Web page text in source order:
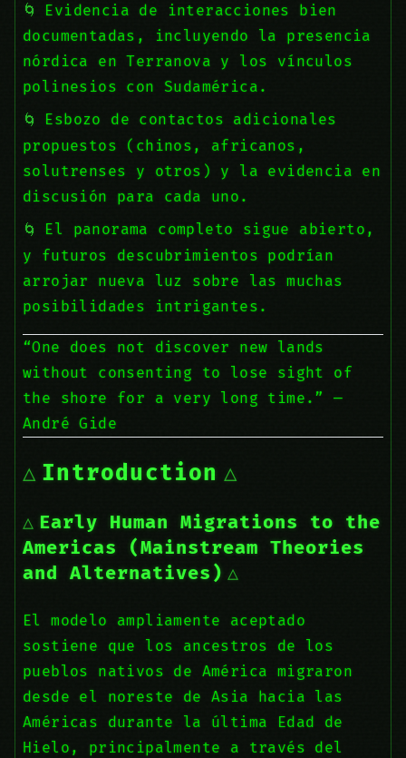
Evidencia de interacciones bien
documentadas, incluyendo la presencia
nórdica en Terranova y los vínculos
polinesios con Sudamérica.
Esbozo de contactos adicionales
propuestos (chinos, africanos,
solutrenses y otros) y la evidencia en
discusión para cada uno.
El panorama completo sigue abierto,
y futuros descubrimientos podrían
arrojar nueva luz sobre las muchas
posibilidades intrigantes.
“One does not discover new lands
without consenting to lose sight of
the shore for a very long time.” —
André Gide
Introduction
Early Human Migrations to the
Americas (Mainstream Theories
and Alternatives)
El modelo ampliamente aceptado
sostiene que los ancestros de los
pueblos nativos de América migraron
desde el noreste de Asia hacia las
Américas durante la última Edad de
Hielo, principalmente a través del